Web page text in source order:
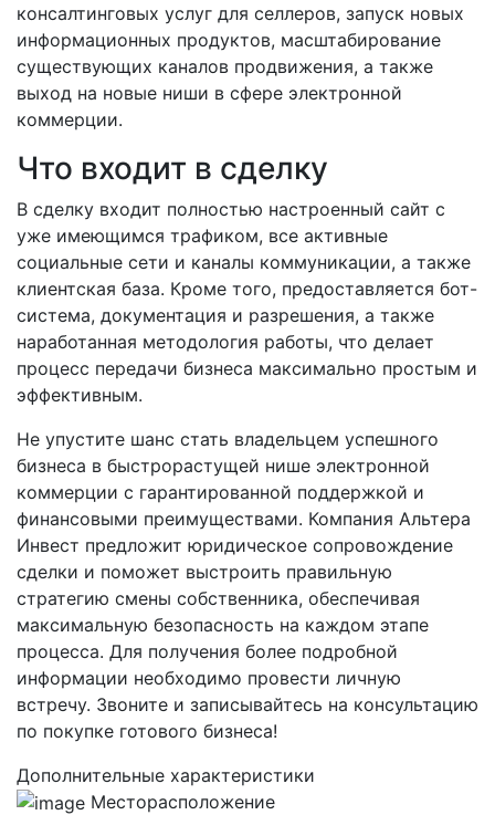
консалтинговых услуг для селлеров, запуск новых
информационных продуктов, масштабирование
существующих каналов продвижения, а также
выход на новые ниши в сфере электронной
коммерции.
Что входит в сделку
В сделку входит полностью настроенный сайт с
уже имеющимся трафиком, все активные
социальные сети и каналы коммуникации, а также
клиентская база. Кроме того, предоставляется бот-
система, документация и разрешения, а также
наработанная методология работы, что делает
процесс передачи бизнеса максимально простым и
эффективным.
Не упустите шанс стать владельцем успешного
бизнеса в быстрорастущей нише электронной
коммерции с гарантированной поддержкой и
финансовыми преимуществами. Компания Альтера
Инвест предложит юридическое сопровождение
сделки и поможет выстроить правильную
стратегию смены собственника, обеспечивая
максимальную безопасность на каждом этапе
процесса. Для получения более подробной
информации необходимо провести личную
встречу. Звоните и записывайтесь на консультацию
по покупке готового бизнеса!
Дополнительные характеристики
Месторасположение